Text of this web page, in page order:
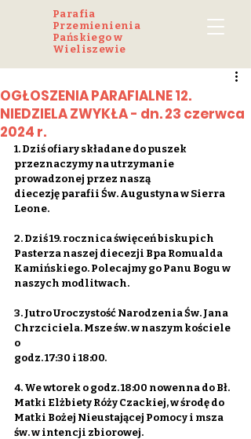
Parafia
Przemienienia
Pańskiego w
Wieliszewie
OGŁOSZENIA PARAFIALNE 12.
NIEDZIELA ZWYKŁA - dn. 23 czerwca
2024 r.
1. Dziś ofiary składane do puszek
przeznaczymy na utrzymanie
prowadzonej przez naszą
diecezję parafii Św. Augustyna w Sierra
Leone.
2. Dziś 19. rocznica święceń biskupich
Pasterza naszej diecezji Bpa Romualda
Kamińskiego. Polecajmy go Panu Bogu w
naszych modlitwach.
3. Jutro Uroczystość Narodzenia Św. Jana
Chrzciciela. Msze św. w naszym kościele
o
godz. 17:30 i 18:00.
4. We wtorek o godz. 18:00 nowenna do Bł.
Matki Elżbiety Róży Czackiej, w środę do
Matki Bożej Nieustającej Pomocy i msza
św. w intencji zbiorowej.